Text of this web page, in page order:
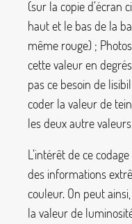
(sur la copie d’écran
haut et le bas de la
même rouge) ;
cette valeur en
pas ce besoin de
coder la valeur de
les deux autre
L’intérêt de ce
des informations
couleur. On peut
la valeur de